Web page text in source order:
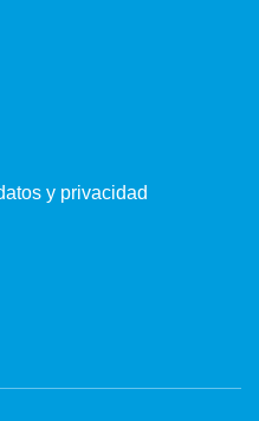
y privacidad